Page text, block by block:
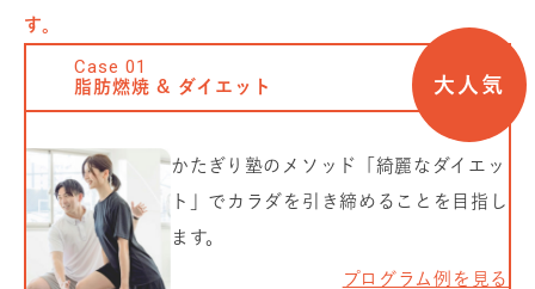
す。
大人気
Case01
脂肪燃焼 & ダイエット
かたぎり塾のメソッド「綺麗なダイエッ
ト」でカラダを引き締めることを目指し
ます。
プログラム例を見る